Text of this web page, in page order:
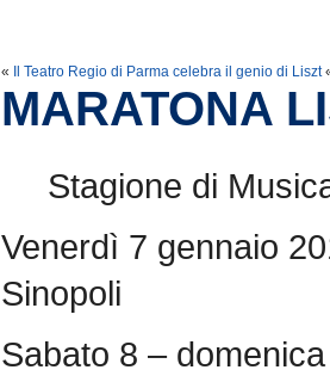
« Il Teatro Regio di Parma celebra il genio di Liszt
MARATONA
Stagione di
Venerdì 7 gennaio
Sinopoli
Sabato 8 –